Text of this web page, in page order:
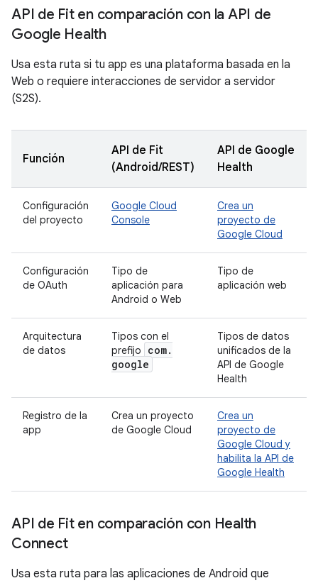
API de Fit en comparación con la API de
Google Health
Usa esta ruta si tu app es una plataforma basada en la
Web o requiere interacciones de servidor a servidor
(S2S).
Función
API de Fit
(Android/REST)
API de Google
Health
Configuración
del proyecto
Google Cloud
Console
Crea un
proyecto de
Google Cloud
Configuración
de OAuth
Tipo de
aplicación para
Android o Web
Tipo de
aplicación web
Arquitectura
de datos
Tipos con el
prefijo
com.
google
Tipos de datos
unificados de la
API de Google
Health
Registro de la
app
Crea un proyecto
de Google Cloud
Crea un
proyecto de
Google Cloud y
habilita la API de
Google Health
API de Fit en comparación con Health
Connect
Usa esta ruta para las aplicaciones de Android que